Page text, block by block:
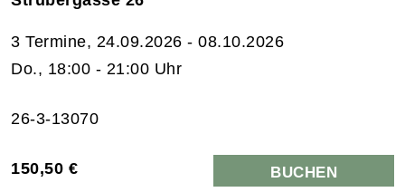
3 Termine, 24.09.2026 - 08.10.2026
Do., 18:00 - 21:00 Uhr
26-3-13070
150,50 € BUCHEN